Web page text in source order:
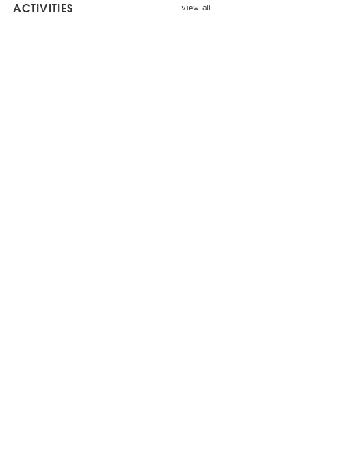
- view all -
ACTIVITIES